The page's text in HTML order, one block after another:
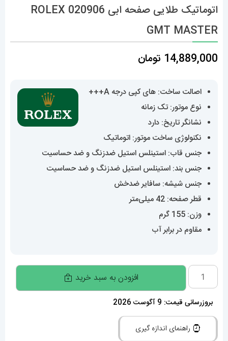
اتوماتیک طلایی صفحه ابی 020906 ROLEX
GMT MASTER
14,889,000 تومان
اصالت ساخت: های کپی درجه A+++
نوع موتور: تک زمانه
نشانگر تاریخ: دارد
نکنولوژی ساخت موتور: اتوماتیک
جنس قاب: استینلس استیل ضدزنگ و ضد حساسیت
جنس بند: استینلس استیل ضدزنگ و ضد حساسیت
جنس شیشه: سافایر ضدخش
قطر صفحه: 42 میلی‌متر
وزن: 155 گرم
مقاوم در برابر آب
ساعت
رولکس
مردانه
مدل
افزودن به سبد خرید
بروزرسانی قیمت: 9 آگوست 2026
راهنمای اندازه گیری